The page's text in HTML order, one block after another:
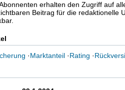
erhalten den Zugriff auf
Beitrag für die redaktionelle
·Marktanteil·Rating ·